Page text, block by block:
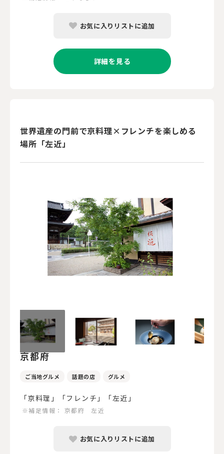
お気に入りリストに追加
詳細を見る
世界遺産の門前で京料理×フレンチを楽しめる
場所「左近」
京都府
ご当地グルメ 話題の店 グルメ
「京料理」「フレンチ」「左近」
※補足情報： 京都府 左近
お気に入りリストに追加